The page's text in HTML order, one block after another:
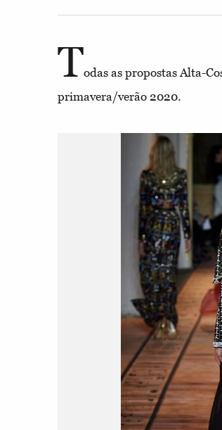
Todas as propostas Alta-
primavera/verão 2020.